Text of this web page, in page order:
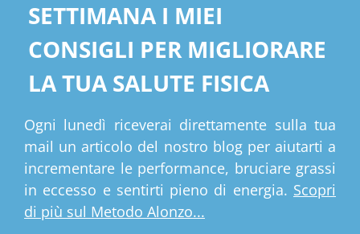
SETTIMANA I MIEI
CONSIGLI PER MIGLIORARE
LA TUA SALUTE FISICA
Ogni lunedì riceverai direttamente sulla tua
mail un articolo del nostro blog per aiutarti a
incrementare le performance, bruciare grassi
in eccesso e sentirti pieno di energia. Scopri
di più sul Metodo Alonzo...